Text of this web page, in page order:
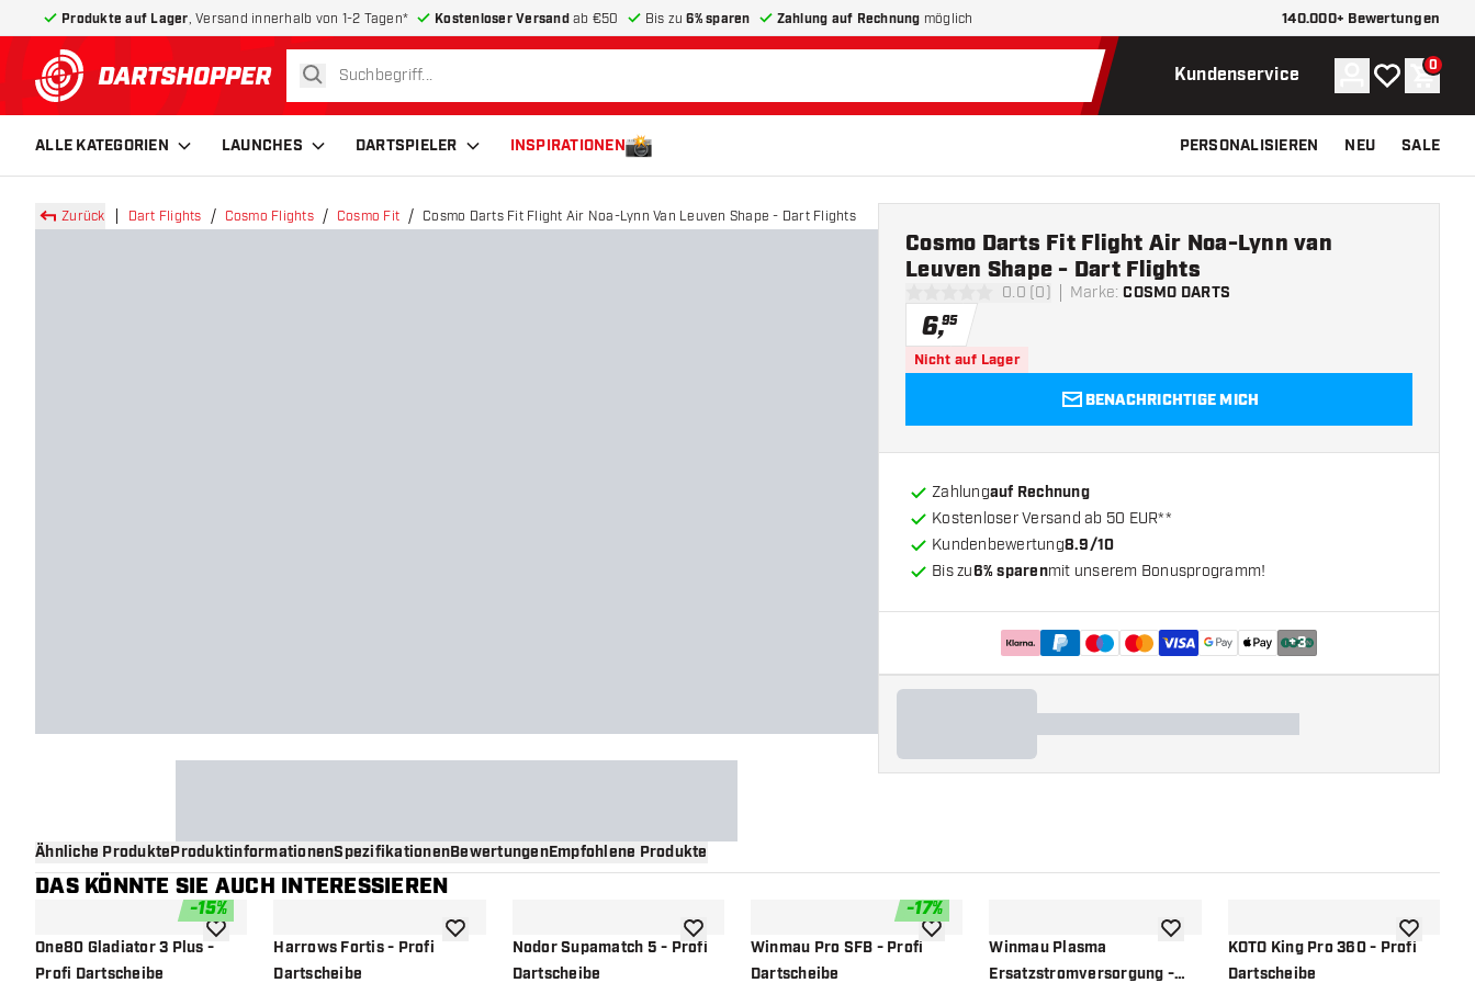
Produkte auf Lager , Versand innerhalb von 1-2 Tagen* Kostenloser Versandab €50 Bis zu6% sparen Zahlung auf Rechnung möglich 140.000+ Bewertungen
zurück zur Startseite
suchen Kundenservice Konto
Meine 0
ALLE KATEGORIEN LAUNCHES DARTSPIELER INSPIRATIONEN PERSONALISIEREN NEU SALE
Zurück Dart Flights Cosmo Flights Cosmo Fit Cosmo Darts Fit Flight Air Noa-Lynn Van Leuven Shape - Dart Flights
0 Bewertungssterne
0.0 (0) Marke: COSMO DARTS
Cosmo Darts Fit Flight Air Noa-Lynn van
Leuven Shape - Dart Flights
6,95
Nicht auf Lager
BENACHRICHTIGE MICH
Zahlungauf Rechnung
Kostenloser Versand ab 50 EUR**
Kundenbewertung8.9/10
Bis zu6% sparenmit unserem Bonusprogramm!
+3
Ähnliche ProdukteProduktinformationenSpezifikationenBewertungenEmpfohlene Produkte
DAS KÖNNTE SIE AUCH INTERESSIEREN
-15%
One80 Gladiator 3 Plus -
Profi Dartscheibe
Zur Wunschliste hinzufügen
Harrows Fortis - Profi
Dartscheibe
Zur Wunschliste hinzufügen
Nodor Supamatch 5 - Profi
Dartscheibe
Zur Wunschliste hinzufügen
-17%
Winmau Pro SFB - Profi
Dartscheibe
Zur Wunschliste hinzufügen
Winmau Plasma
Ersatzstromversorgung -
Zur Wunschliste hinzufügen
KOTO King Pro 360 - Profi
Dartscheibe
Zur